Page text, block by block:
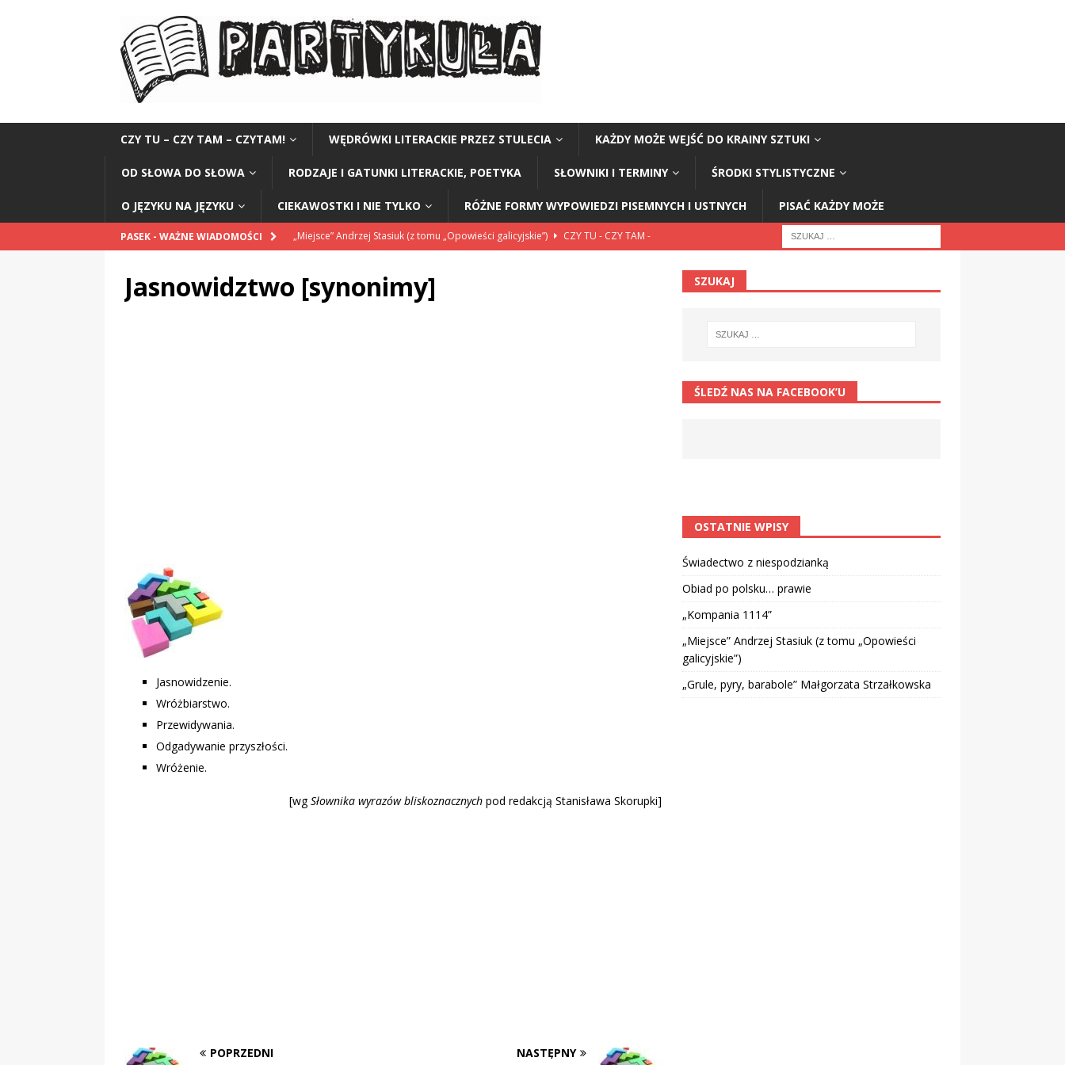
CZY TU – CZY TAM – CZYTAM! WĘDRÓWKI LITERACKIE PRZEZ STULECIA KAŻDY MOŻE WEJŚĆ DO KRAINY SZTUKI
OD SŁOWA DO SŁOWA RODZAJE I GATUNKI LITERACKIE, POETYKA SŁOWNIKI I TERMINY ŚRODKI STYLISTYCZNE
O JĘZYKU NA JĘZYKU CIEKAWOSTKI I NIE TYLKO RÓŻNE FORMY WYPOWIEDZI PISEMNYCH I USTNYCH PISAĆ KAŻDY MOŻE
PASEK - WAŻNE WIADOMOŚCI „Miejsce” Andrzej Stasiuk (z tomu „Opowieści galicyjskie”)
CZY TU - CZY TAM -
„Grule, pyry, barabole” Małgorzata Strzałkowska
Jasnowidztwo [synonimy]
Jasnowidzenie.
Wróżbiarstwo.
Przewidywania.
Odgadywanie przyszłości.
Wróżenie.
[wgSłownika wyrazów bliskoznacznych pod redakcją Stanisława Skorupki]
POPRZEDNI NASTĘPNY
SZUKAJ
ŚLEDŹ NAS NA FACEBOOK’U
OSTATNIE WPISY
Świadectwo z niespodzianką
Obiad po polsku… prawie
„Kompania 1114”
„Miejsce” Andrzej Stasiuk (z tomu „Opowieści
galicyjskie”)
„Grule, pyry, barabole” Małgorzata Strzałkowska